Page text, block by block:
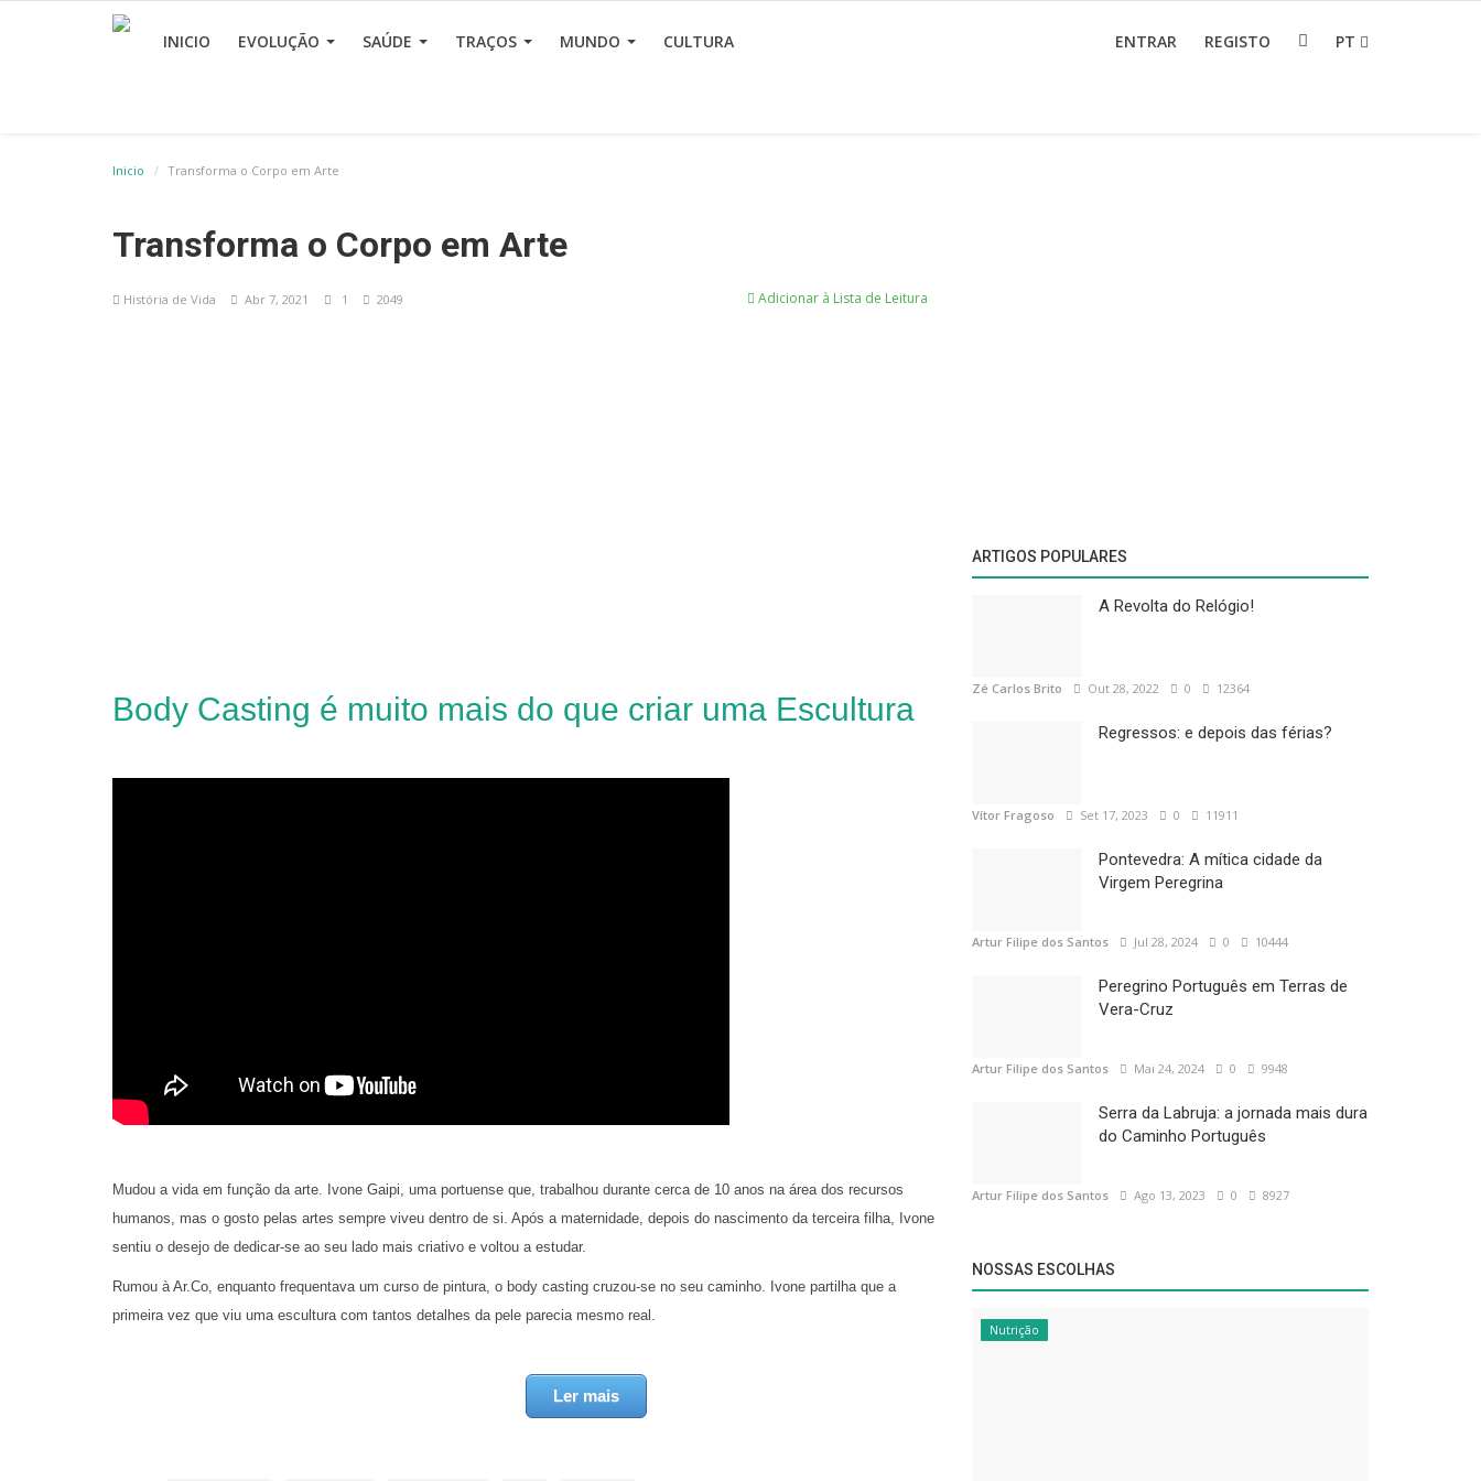
INICIO EVOLUÇÃO SAÚDE TRAÇOS MUNDO CULTURA ENTRAR REGISTO PT
Inicio Transforma o Corpo em Arte
Transforma o Corpo em Arte
História de Vida Abr 7, 2021 1 2049 Adicionar à Lista de Leitura
Body Casting é muito mais do que criar uma Escultura
Mudou a vida em função da arte. Ivone Gaipi, uma portuense que, trabalhou durante cerca de 10 anos na área dos recursos
humanos, mas o gosto pelas artes sempre viveu dentro de si. Após a maternidade, depois do nascimento da terceira filha, Ivone
sentiu o desejo de dedicar-se ao seu lado mais criativo e voltou a estudar.
Rumou à Ar.Co, enquanto frequentava um curso de pintura, o body casting cruzou-se no seu caminho. Ivone partilha que a
primeira vez que viu uma escultura com tantos detalhes da pele parecia mesmo real.
Ler mais
ARTIGOS POPULARES
A Revolta do Relógio!
Zé Carlos Brito Out 28, 2022 0 12364
Regressos: e depois das férias?
Vítor Fragoso Set 17, 2023 0 11911
Pontevedra: A mítica cidade da
Virgem Peregrina
Artur Filipe dos Santos Jul 28, 2024 0 10444
Peregrino Português em Terras de
Vera-Cruz
Artur Filipe dos Santos Mai 24, 2024 0 9948
Serra da Labruja: a jornada mais dura
do Caminho Português
Artur Filipe dos Santos Ago 13, 2023 0 8927
NOSSAS ESCOLHAS
Nutrição